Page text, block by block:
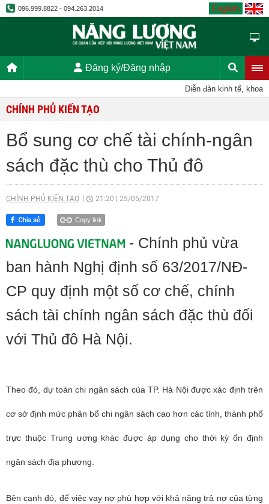
096.999.8822 - 094.263.2014 English
Đăng ký/Đăng nhập
Diễn đàn kinh tế, khoa
CHÍNH PHỦ KIẾN TẠO
Bổ sung cơ chế tài chính-ngân
sách đặc thù cho Thủ đô
CHÍNH PHỦ KIẾN TẠO 21:20 25/05/2017
Copy link
- Chính phủ vừa
ban hành Nghị định số 63/2017/NĐ-
CP quy định một số cơ chế, chính
sách tài chính ngân sách đặc thù đối
với Thủ đô Hà Nội.
Theo đó, dự toán chi ngân sách của TP. Hà Nội được xác định trên
cơ sở định mức phân bổ chi ngân sách cao hơn các tỉnh, thành phố
trực thuộc Trung ương khác được áp dụng cho thời kỳ ổn định
ngân sách địa phương.
Bên cạnh đó, để việc vay nợ phù hợp với khả năng trả nợ của từng